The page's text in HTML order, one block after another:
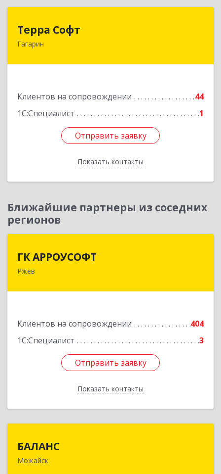
Терра Софт
Гагарин
Клиентов на сопровождении
44
1С:Специалист
1
Отправить заявку
Показать контакты
215010, Смоленская обл, Гагарин г, Ленина ул,
Отправить заявку
Назад
Ближайшие партнеры из соседних
регионов
ГК АРРОУСОФТ
Ржев
Клиентов на сопровождении
404
1С:Специалист
3
Отправить заявку
Показать контакты
172381, Тверская обл, м.о. Ржевский, Ржев г,
Отправить заявку
Назад
БАЛАНС
Можайск143200, Московская обл, Можайский р-н,